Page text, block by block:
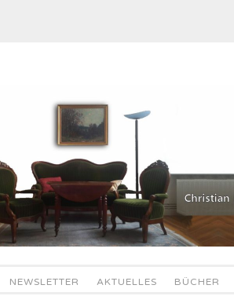
NEWSLETTER AKTUELLES BÜCHER